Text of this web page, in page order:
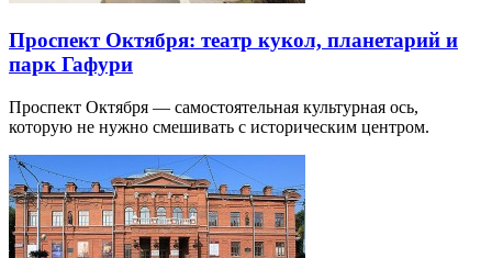
Проспект Октября: театр кукол, планетарий и
парк Гафури
Проспект Октября — самостоятельная культурная ось,
которую не нужно смешивать с историческим центром.